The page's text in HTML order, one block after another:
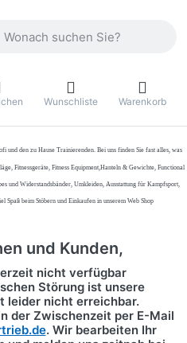
Wunschliste Warenkorb
und den zu Hause Trainierenden. Bei uns finden Sie fast alles, was
Fitnessgeräte, Fitness Equipment,Hanteln & Gewichte, Functional
und Widerstandsbänder, Umkleiden, Ausstattung für Kampfsport,
Spaß beim Stöbern und Einkaufen in unserem Web Shop
und Kunden,
nicht verfügbar
Störung ist unsere
leider nicht erreichbar.
der Zwischenzeit per E-Mail
. Wir bearbeiten Ihr